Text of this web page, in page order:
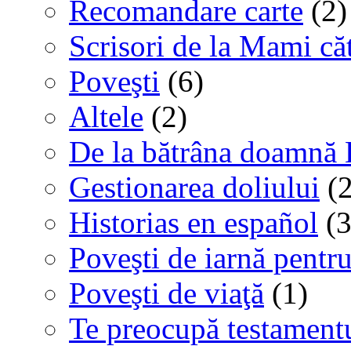
Recomandare carte (2)
Scrisori de la Mami
Poveşti (6)
Altele (2)
De la bătrâna
Gestionarea doliului
Historias en español
Poveşti de iarnă
Poveşti de viaţă (1)
Te preocupă